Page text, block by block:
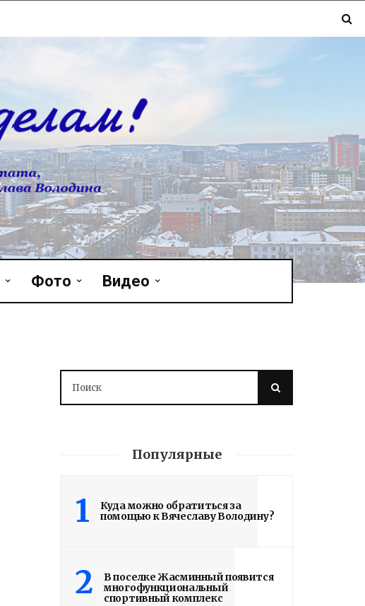
Фото Видео
Популярные
1
Куда можно обратиться за
помощью к Вячеславу Володину?
2
В поселке Жасминный появится
многофункциональный
спортивный комплекс